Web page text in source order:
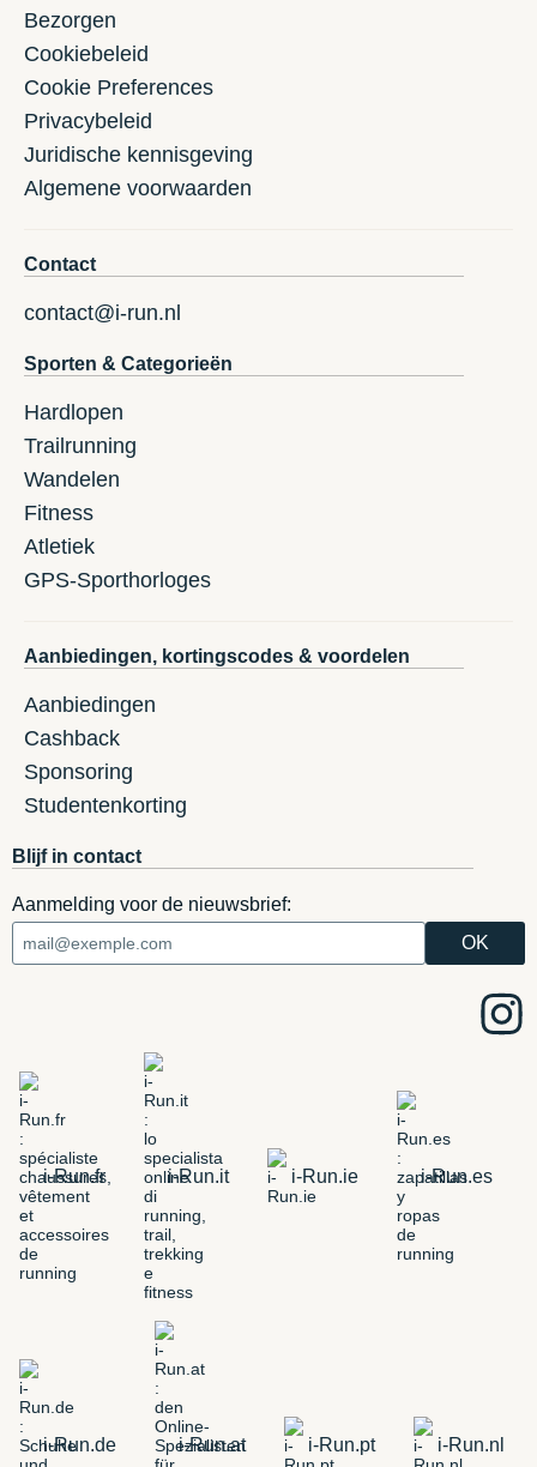
Bezorgen
Cookiebeleid
Cookie Preferences
Privacybeleid
Juridische kennisgeving
Algemene voorwaarden
Contact
contact@i-run.nl
Sporten & Categorieën
Hardlopen
Trailrunning
Wandelen
Fitness
Atletiek
GPS-Sporthorloges
Aanbiedingen, kortingscodes & voordelen
Aanbiedingen
Cashback
Sponsoring
Studentenkorting
Blijf in contact
Aanmelding voor de nieuwsbrief:
i-Run.fr i-Run.it i-Run.ie i-Run.es
i-Run.de i-Run.at i-Run.pt i-Run.nl